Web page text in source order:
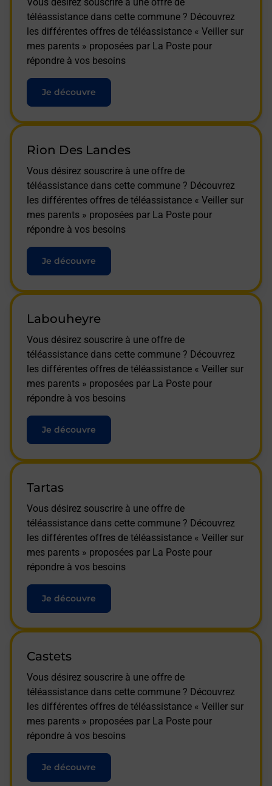
téléassistance dans cette commune ? Découvrez
les différentes offres de téléassistance « Veiller sur
mes parents » proposées par La Poste pour
répondre à vos besoins
Je découvre
Rion Des Landes
Vous désirez souscrire à une offre de
téléassistance dans cette commune ? Découvrez
les différentes offres de téléassistance « Veiller sur
mes parents » proposées par La Poste pour
répondre à vos besoins
Je découvre
Labouheyre
Vous désirez souscrire à une offre de
téléassistance dans cette commune ? Découvrez
les différentes offres de téléassistance « Veiller sur
mes parents » proposées par La Poste pour
répondre à vos besoins
Je découvre
Tartas
Vous désirez souscrire à une offre de
téléassistance dans cette commune ? Découvrez
les différentes offres de téléassistance « Veiller sur
mes parents » proposées par La Poste pour
répondre à vos besoins
Je découvre
Castets
Vous désirez souscrire à une offre de
téléassistance dans cette commune ? Découvrez
les différentes offres de téléassistance « Veiller sur
mes parents » proposées par La Poste pour
répondre à vos besoins
Je découvre